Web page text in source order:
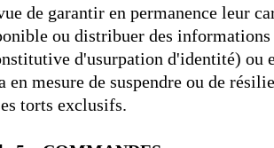
de garantir en permanence leur
ou distribuer des
d'usurpation d'identité) ou
mesure de suspendre ou de
torts exclusifs.